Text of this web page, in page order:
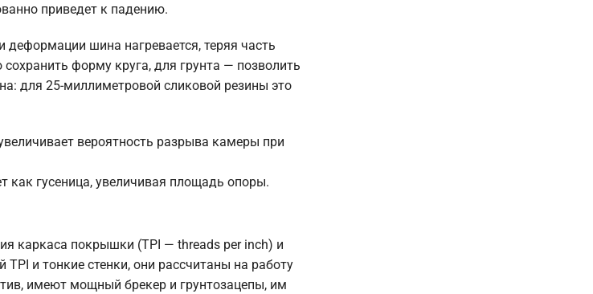
приведет к падению.
шина нагревается, теряя часть
форму круга, для грунта — позволить
для 25-миллиметровой сликовой резины это
вероятность разрыва камеры при
как гусеница, увеличивая площадь опоры.
каркаса покрышки (TPI — threads per inch) и
и тонкие стенки, они рассчитаны на работу
имеют мощный брекер и грунтозацепы, им